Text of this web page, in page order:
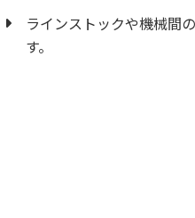
ラインストックや機械間
す。